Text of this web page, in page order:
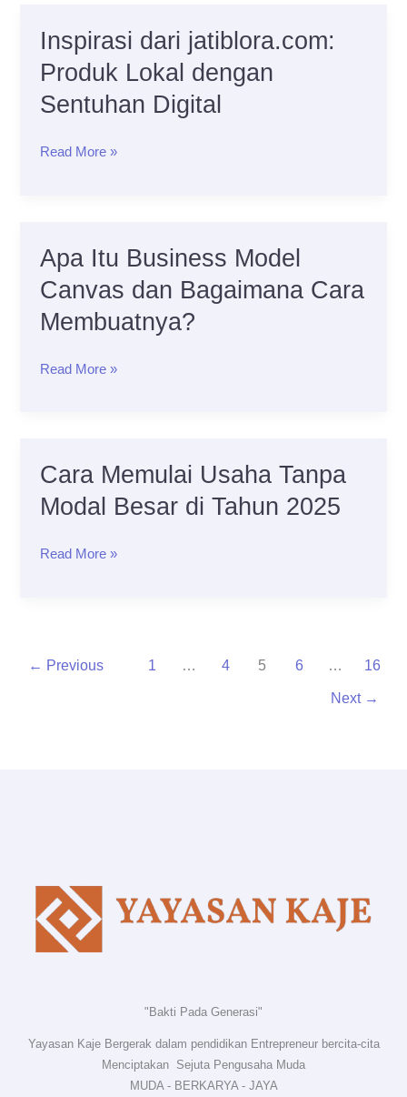
Indonesia
di
2025
Inspirasi dari jatiblora.com:
Produk Lokal dengan
Sentuhan Digital
Inspirasi
dari
jatiblora.com:
Produk
dengan
Read More »
Apa Itu Business Model
Canvas dan Bagaimana Cara
Membuatnya?
Apa
Business
Model
dan
Read More »
Cara Memulai Usaha Tanpa
Modal Besar di Tahun 2025
Cara
Memulai
Usaha
2025
Read More »
← Previous 1 … 4 5 6 … 16
Next →
"Bakti Pada Generasi"
Yayasan Kaje Bergerak dalam pendidikan Entrepreneur bercita-cita
Menciptakan Sejuta Pengusaha Muda
MUDA - BERKARYA - JAYA